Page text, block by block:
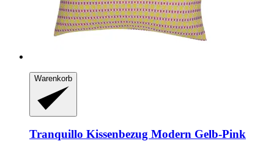
Warenkorb
Tranquillo Kissenbezug Modern Gelb-​Pink